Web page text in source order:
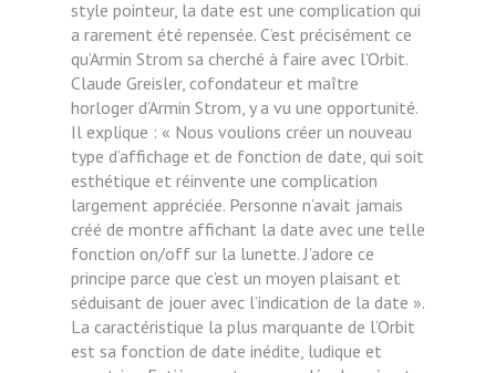
style pointeur, la date est une complication qui
a rarement été repensée. C’est précisément ce
qu’Armin Strom sa cherché à faire avec l’Orbit.
Claude Greisler, cofondateur et maître
horloger d’Armin Strom, y a vu une opportunité.
Il explique : « Nous voulions créer un nouveau
type d’affichage et de fonction de date, qui soit
esthétique et réinvente une complication
largement appréciée. Personne n’avait jamais
créé de montre affichant la date avec une telle
fonction on/off sur la lunette. J’adore ce
principe parce que c’est un moyen plaisant et
séduisant de jouer avec l’indication de la date ».
La caractéristique la plus marquante de l’Orbit
est sa fonction de date inédite, ludique et